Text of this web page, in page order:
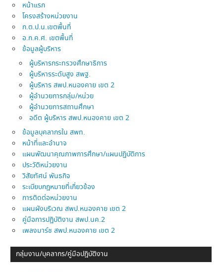
หน้าแรก
โครงสร้างหน่วยงาน
ก.ต.ป.น.เขตพื้นที่
อ.ก.ค.ศ. เขตพื้นที่
ข้อมูลผู้บริหาร
ผู้บริหารกระทรวงศึกษาธิการ
ผู้บริหารระดับสูง สพฐ.
ผู้บริหาร สพป.หนองคาย เขต 2
ผู้อำนวยการกลุ่ม/หน่วย
ผู้อำนวยการสถานศึกษา
อดีต ผู้บริหาร สพป.หนองคาย เขต 2
ข้อมูลบุคลากรใน สพท.
หน้าที่และอำนาจ
แผนพัฒนาคุณภาพการศึกษา/แผนปฏิบัติการ
ประวัติหน่วยงาน
วิสัยทัศน์ พันธกิจ
ระเบียบกฎหมายที่เกี่ยวข้อง
การติดต่อหน่วยงาน
แผนผังบริเวณ สพป.หนองคาย เขต 2
คู่มือการปฏิบัติงาน สพป.นค.2
เพลงมาร์ช สพป.หนองคาย เขต 2
กลุ่มงาน/บุคลากร/คู่มือปฎิบัติงาน